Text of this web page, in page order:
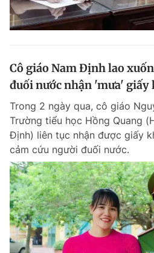
Cô giáo Nam Định lao
đuối nước nhận 'mưa' giấy
Trong 2 ngày qua, cô giáo
Trường tiểu học Hồng Quang
Định) liên tục nhận được giấy
cảm cứu người đuối nước.